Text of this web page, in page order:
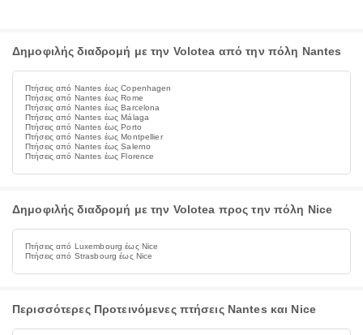
Δημοφιλής διαδρομή με την Volotea από την πόλη Nantes
Πτήσεις από Nantes έως Copenhagen
Πτήσεις από Nantes έως Rome
Πτήσεις από Nantes έως Barcelona
Πτήσεις από Nantes έως Málaga
Πτήσεις από Nantes έως Porto
Πτήσεις από Nantes έως Montpellier
Πτήσεις από Nantes έως Salerno
Πτήσεις από Nantes έως Florence
Δημοφιλής διαδρομή με την Volotea προς την πόλη Nice
Πτήσεις από Luxembourg έως Nice
Πτήσεις από Strasbourg έως Nice
Περισσότερες Προτεινόμενες πτήσεις Nantes και Nice